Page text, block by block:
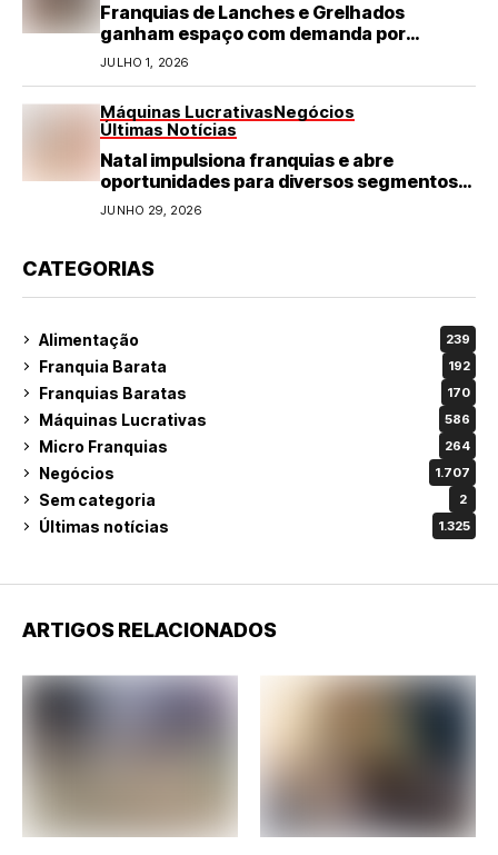
Franquias de Lanches e Grelhados
ganham espaço com demanda por
refeições rápidas e de qualidade
JULHO 1, 2026
Máquinas LucrativasNegócios
Últimas Notícias
Natal impulsiona franquias e abre
oportunidades para diversos segmentos
do varejo
JUNHO 29, 2026
CATEGORIAS
Alimentação 239
Franquia Barata 192
Franquias Baratas 170
Máquinas Lucrativas 586
Micro Franquias 264
Negócios 1.707
Sem categoria 2
Últimas notícias 1.325
ARTIGOS RELACIONADOS